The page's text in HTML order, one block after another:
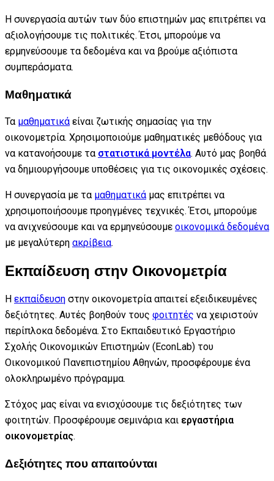
Η συνεργασία αυτών των δύο επιστημών μας επιτρέπει να
αξιολογήσουμε τις πολιτικές. Έτσι, μπορούμε να
ερμηνεύσουμε τα δεδομένα και να βρούμε αξιόπιστα
συμπεράσματα.
Μαθηματικά
Τα μαθηματικάείναι ζωτικής σημασίας για την
οικονομετρία. Χρησιμοποιούμε μαθηματικές μεθόδους για
να κατανοήσουμε τα στατιστικά μοντέλα. Αυτό μας βοηθά
να δημιουργήσουμε υποθέσεις για τις οικονομικές σχέσεις.
Η συνεργασία με τα μαθηματικάμας επιτρέπει να
χρησιμοποιήσουμε προηγμένες τεχνικές. Έτσι, μπορούμε
να ανιχνεύσουμε και να ερμηνεύσουμε οικονομικά δεδομένα
με μεγαλύτερη ακρίβεια.
Εκπαίδευση στην Οικονομετρία
Η εκπαίδευση στην οικονομετρία απαιτεί εξειδικευμένες
δεξιότητες. Αυτές βοηθούν τους φοιτητές να χειριστούν
περίπλοκα δεδομένα. Στο Εκπαιδευτικό Εργαστήριο
Σχολής Οικονομικών Επιστημών (EconLab) του
Οικονομικού Πανεπιστημίου Αθηνών, προσφέρουμε ένα
ολοκληρωμένο πρόγραμμα.
Στόχος μας είναι να ενισχύσουμε τις δεξιότητες των
φοιτητών. Προσφέρουμε σεμινάρια και εργαστήρια
οικονομετρίας.
Δεξιότητες που απαιτούνται